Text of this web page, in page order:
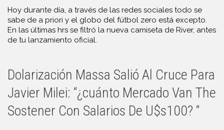
Hoy durante día, a través de las redes sociales todo se
sabe de a priori y el globo del fútbol zero está excepto.
En las últimas hrs se filtró la nueva camiseta de River, antes
de tu lanzamiento oficial.
Dolarización Massa Salió Al Cruce Para
Javier Milei: “¿cuánto Mercado Van The
Sostener Con Salarios De U$s100? “